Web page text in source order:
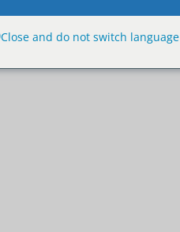
Close and do not switch language